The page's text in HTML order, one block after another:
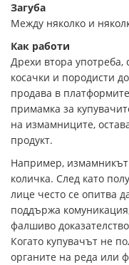
Загуба
Между няколко и
Как работи
Дрехи втора употреба,
косачки и породисти
продава в
примамка за
на измамниците,
продукт.
Например, измамникът
количка. След като
лице често се опитва
поддържа
фалшиво
Когато купувачът не
органите на реда или